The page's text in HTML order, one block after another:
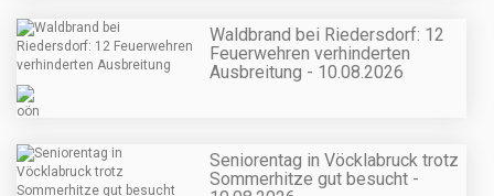
Waldbrand bei Riedersdorf: 12
Feuerwehren verhinderten
Ausbreitung - 10.08.2026
Seniorentag in Vöcklabruck trotz
Sommerhitze gut besucht -